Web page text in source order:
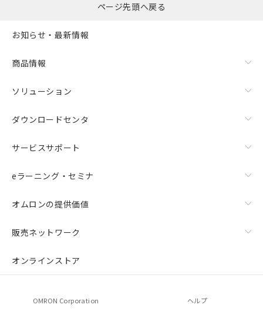
ページ先頭へ戻る
お知らせ・最新情報
商品情報
ソリューション
ダウンロードセンタ
サービスサポート
eラーニング・セミナ
オムロンの提供価値
販売ネットワーク
オンラインストア
OMRON Corporation ヘルプ